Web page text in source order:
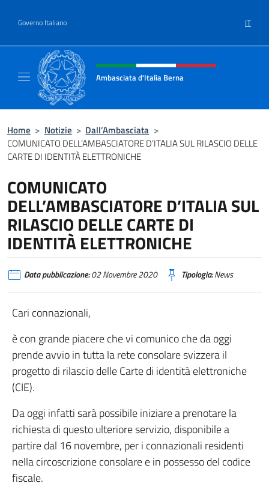
Governo Italiano IT
Intestazione sito, social e menù
Ambasciata d'Italia Berna
Home > Notizie > Dall’Ambasciata >
COMUNICATO DELL’AMBASCIATORE D’ITALIA SUL RILASCIO DELLE
CARTE DI IDENTITÀ ELETTRONICHE
COMUNICATO
DELL’AMBASCIATORE D’ITALIA SUL
RILASCIO DELLE CARTE DI
IDENTITÀ ELETTRONICHE
Data pubblicazione:02 Novembre 2020 Tipologia:News
Cari connazionali,
è con grande piacere che vi comunico che da oggi
prende avvio in tutta la rete consolare svizzera il
progetto di rilascio delle Carte di identità elettroniche
(CIE).
Da oggi infatti sarà possibile iniziare a prenotare la
richiesta di questo ulteriore servizio, disponibile a
partire dal 16 novembre, per i connazionali residenti
nella circoscrizione consolare e in possesso del codice
fiscale.